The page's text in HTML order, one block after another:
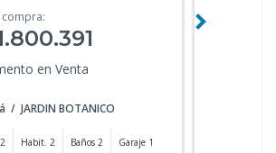
en Venta
/ JARDIN BOTANICO
Habit. 2 Baños 2 Garaje 1